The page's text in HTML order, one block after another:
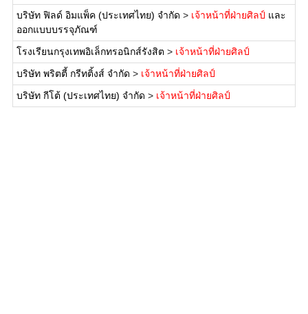
บริษัท ฟิลด์ อิมแพ็ค (ประเทศไทย) จำกัด > เจ้าหน้าที่ฝ่ายศิลป์ และ
ออกแบบบรรจุภัณฑ์
โรงเรียนกรุงเทพอิเล็กทรอนิกส์รังสิต > เจ้าหน้าที่ฝ่ายศิลป์
บริษัท พริตตี้ กรีทติ้งส์ จำกัด > เจ้าหน้าที่ฝ่ายศิลป์
บริษัท กีโต้ (ประเทศไทย) จำกัด > เจ้าหน้าที่ฝ่ายศิลป์